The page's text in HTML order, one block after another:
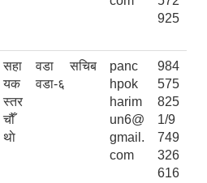
925
सहा
यक
स्तर
चौँ
थाे
वडा सचिब
वडा-६
panc
hpok
harim
un6@
gmail.
com
984
575
825
1/9
749
326
616